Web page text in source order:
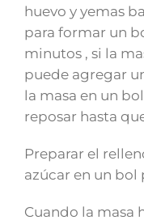
huevo y yemas
para formar un
minutos , si la
puede agregar
la masa en un
reposar hasta
Preparar el
azúcar en un bol
Cuando la masa